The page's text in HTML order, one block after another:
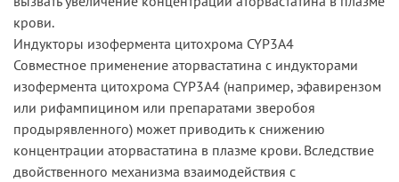
крови.
Индукторы изофермента цитохрома CYP3A4
Совместное применение аторвастатина с индукторами
изофермента цитохрома CYP3A4 (например, эфавирензом
или рифампицином или препаратами зверобоя
продырявленного) может приводить к снижению
концентрации аторвастатина в плазме крови. Вследствие
двойственного механизма взаимодействия с